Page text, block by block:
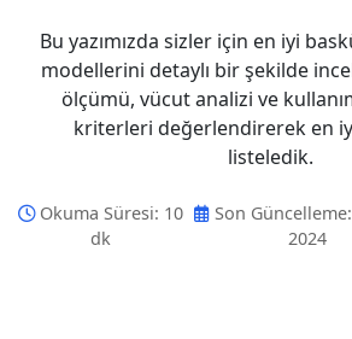
Bu yazımızda sizler için en iyi
modellerini detaylı bir şekilde
ölçümü, vücut analizi ve
kriterleri değerlendirerek en
listeledik.
Okuma Süresi: 10
dk
Son
2024